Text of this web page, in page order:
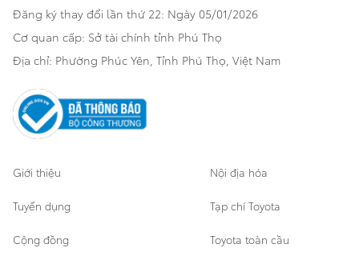
Thương mại
Khách hàng dự án
Bảo hành mở rộng
Sản phẩm chính hãng
Cơ sở bảo hành bảo dưỡng
Thông tin khác
Đăng ký thay đổi lần thứ 22: Ngày 05/01/2026
Cơ quan cấp: Sở tài chính tỉnh Phú Thọ
Địa chỉ: Phường Phúc Yên, Tỉnh Phú Thọ, Việt Nam
Giới thiệu Nội địa hóa
Tuyển dụng Tạp chí Toyota
Cộng đồng Toyota toàn cầu